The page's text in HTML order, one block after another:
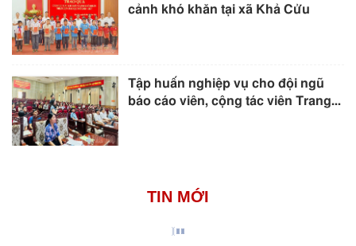
cảnh khó khăn tại xã Khả Cửu
Tập huấn nghiệp vụ cho đội ngũ
báo cáo viên, cộng tác viên Trang...
TIN MỚI